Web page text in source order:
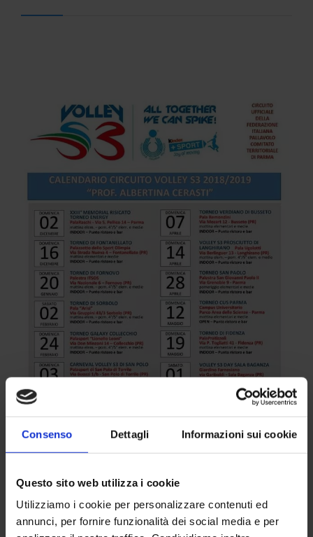
Consenso Dettagli Informazioni sui cookie
Questo sito web utilizza i cookie
Utilizziamo i cookie per personalizzare contenuti ed
annunci, per fornire funzionalità dei social media e per
Studio di Radiologia del Dott. Pasta
conferma il suo